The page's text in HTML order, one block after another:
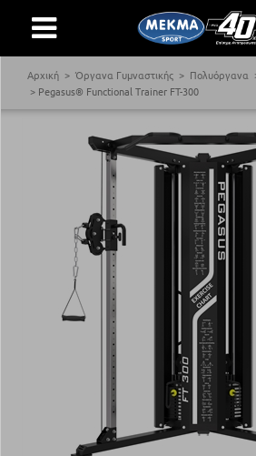
Αρχική Όργανα Γυμναστικής Πολυόργανα
Pegasus® Functional Trainer FT-300